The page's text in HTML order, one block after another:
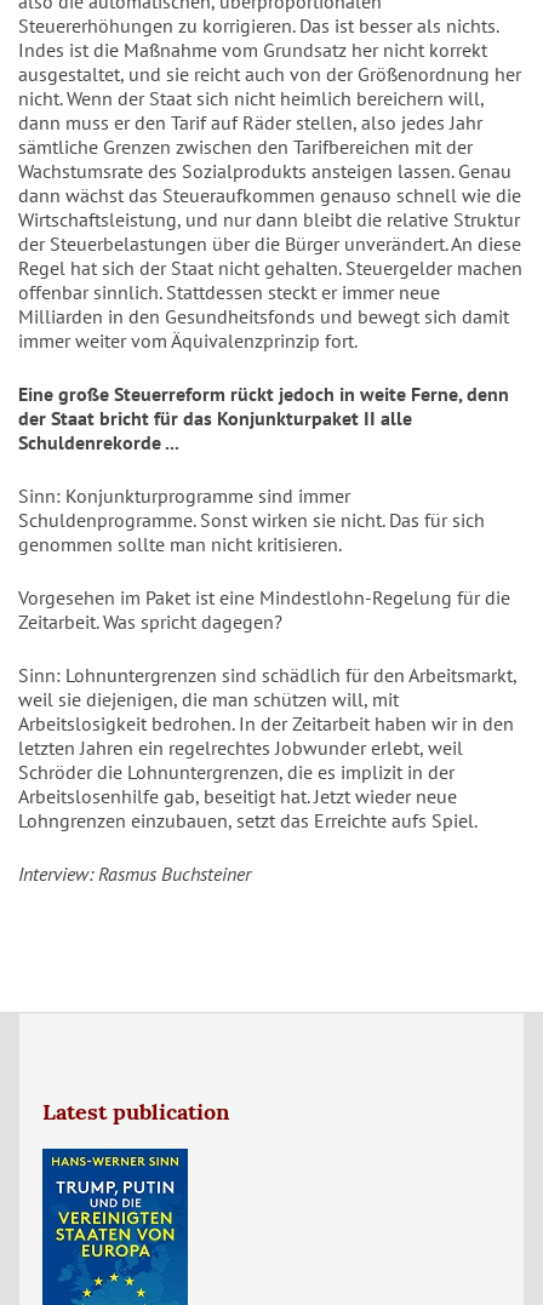
Steuererhöhungen zu korrigieren. Das ist besser als nichts.
Indes ist die Maßnahme vom Grundsatz her nicht korrekt
ausgestaltet, und sie reicht auch von der Größenordnung her
nicht. Wenn der Staat sich nicht heimlich bereichern will,
dann muss er den Tarif auf Räder stellen, also jedes Jahr
sämtliche Grenzen zwischen den Tarifbereichen mit der
Wachstumsrate des Sozialprodukts ansteigen lassen. Genau
dann wächst das Steueraufkommen genauso schnell wie die
Wirtschaftsleistung, und nur dann bleibt die relative Struktur
der Steuerbelastungen über die Bürger unverändert. An diese
Regel hat sich der Staat nicht gehalten. Steuergelder machen
offenbar sinnlich. Stattdessen steckt er immer neue
Milliarden in den Gesundheitsfonds und bewegt sich damit
immer weiter vom Äquivalenzprinzip fort.
Eine große Steuerreform rückt jedoch in weite Ferne, denn
der Staat bricht für das Konjunkturpaket II alle
Schuldenrekorde ...
Sinn: Konjunkturprogramme sind immer
Schuldenprogramme. Sonst wirken sie nicht. Das für sich
genommen sollte man nicht kritisieren.
Vorgesehen im Paket ist eine Mindestlohn-Regelung für die
Zeitarbeit. Was spricht dagegen?
Sinn: Lohnuntergrenzen sind schädlich für den Arbeitsmarkt,
weil sie diejenigen, die man schützen will, mit
Arbeitslosigkeit bedrohen. In der Zeitarbeit haben wir in den
letzten Jahren ein regelrechtes Jobwunder erlebt, weil
Schröder die Lohnuntergrenzen, die es implizit in der
Arbeitslosenhilfe gab, beseitigt hat. Jetzt wieder neue
Lohngrenzen einzubauen, setzt das Erreichte aufs Spiel.
Interview: Rasmus Buchsteiner
Latest publication